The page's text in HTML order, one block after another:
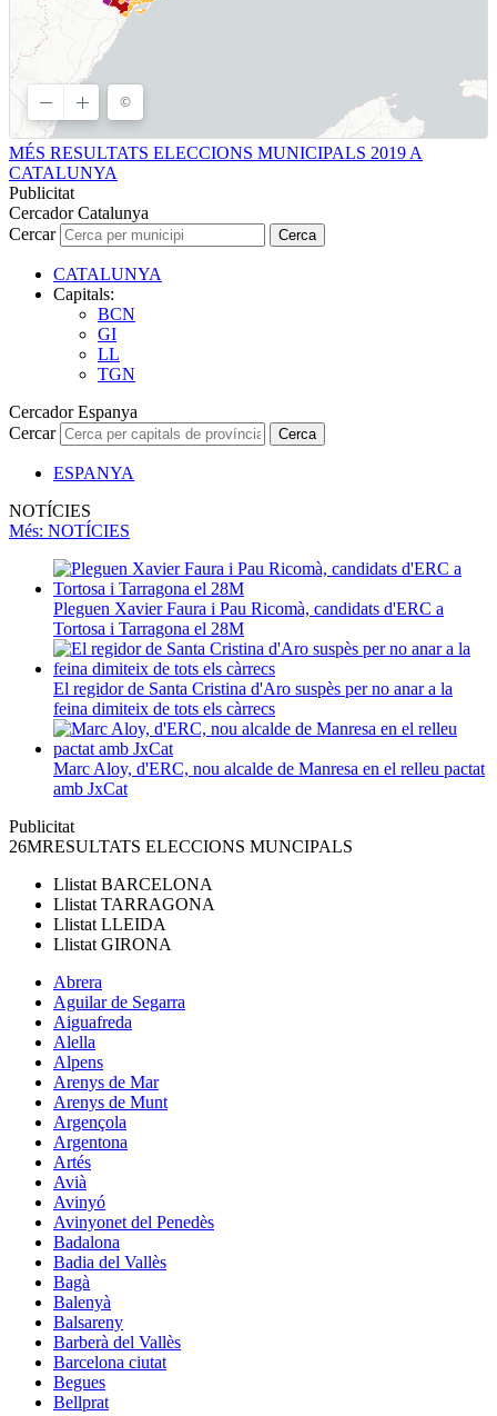
MÉS RESULTATS ELECCIONS MUNICIPALS 2019 A
CATALUNYA
Publicitat
Cercador Catalunya
Cercar
Cerca
CATALUNYA
Capitals:
BCN
GI
LL
TGN
Cercador Espanya
Cercar
Cerca
ESPANYA
NOTÍCIES
Més: NOTÍCIES
Pleguen Xavier Faura i Pau Ricomà, candidats d'ERC a
Tortosa i Tarragona el 28M
El regidor de Santa Cristina d'Aro suspès per no anar a la
feina dimiteix de tots els càrrecs
Marc Aloy, d'ERC, nou alcalde de Manresa en el relleu pactat
amb JxCat
Publicitat
26MRESULTATS ELECCIONS MUNCIPALS
Llistat BARCELONA
Llistat TARRAGONA
Llistat LLEIDA
Llistat GIRONA
Abrera
Aguilar de Segarra
Aiguafreda
Alella
Alpens
Arenys de Mar
Arenys de Munt
Argençola
Argentona
Artés
Avià
Avinyó
Avinyonet del Penedès
Badalona
Badia del Vallès
Bagà
Balenyà
Balsareny
Barberà del Vallès
Barcelona ciutat
Begues
Bellprat